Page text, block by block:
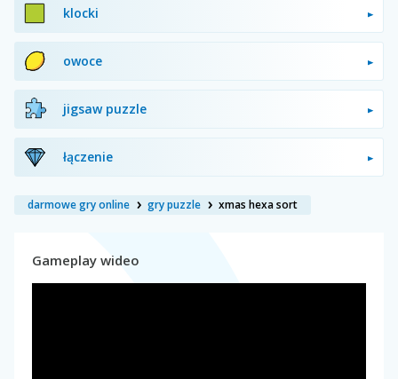
klocki
owoce
jigsaw puzzle
łączenie
darmowe gry online gry puzzle xmas hexa sort
Gameplay wideo